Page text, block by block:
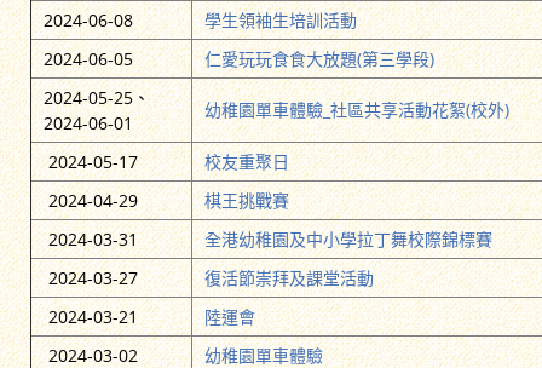
2024-06-08
學生領袖生培訓活動
2024-06-05
仁愛玩玩食食大放題(第三學段)
2024-05-25、
2024-06-01
幼稚園單車體驗_社區共享活動花絮(校外)
2024-05-17
校友重聚日
2024-04-29
棋王挑戰賽
2024-03-31
全港幼稚園及中小學拉丁舞校際錦標賽
2024-03-27
復活節崇拜及課堂活動
2024-03-21
陸運會
2024-03-02
幼稚園單車體驗